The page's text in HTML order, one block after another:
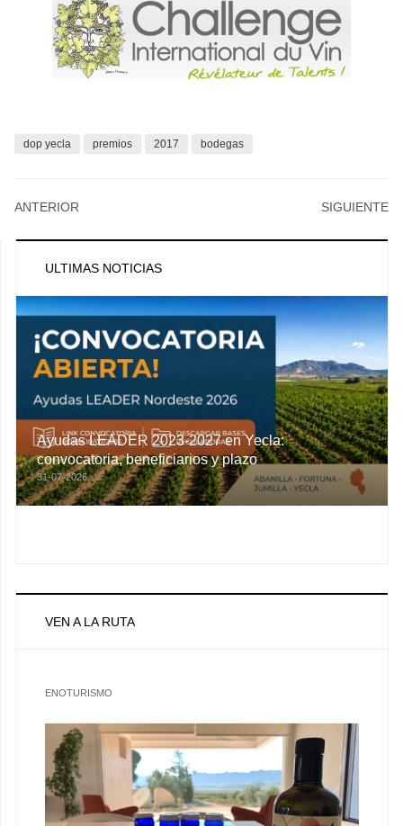
dop yecla premios 2017 bodegas
ANTERIOR SIGUIENTE
ULTIMAS NOTICIAS
Ayudas LEADER 2023-2027 en Yecla:
convocatoria, beneficiarios y plazo
31-07-2026
VEN A LA RUTA
ENOTURISMO